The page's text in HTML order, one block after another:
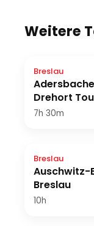
Weitere
Breslau
Drehort
7h 30m
Breslau
Auschwitz-
Breslau
10h